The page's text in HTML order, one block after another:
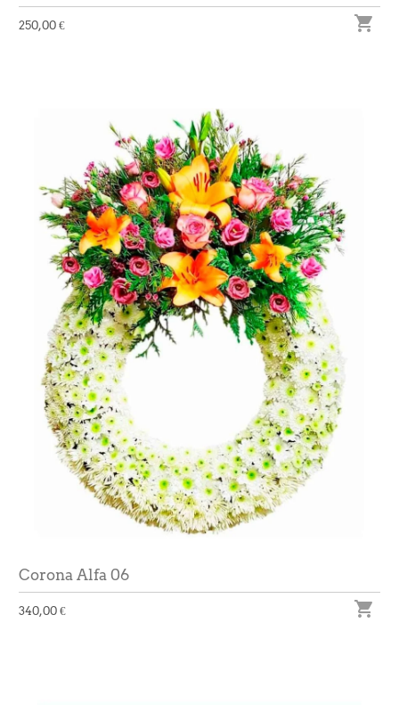
250,00 € 
Corona Alfa 06
340,00 € 